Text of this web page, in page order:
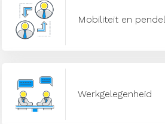
Mobiliteit en pendel
Werkgelegenheid